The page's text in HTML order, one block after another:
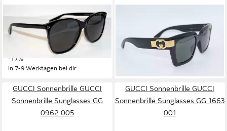
Sonnenbrille GUCCI
Sonnenbrille Sunglasses GG
UVP 349,95 €
-17%
in 7-9 Werktagen bei dir
Sonnenbrille GUCCI
Sonnenbrille Sunglasses GG
1689 001
389,95 € UVP499,95 €
in 7-9 Werktagen bei dir
GUCCI Sonnenbrille GUCCI
Sonnenbrille Sunglasses GG
0962 005
GUCCI Sonnenbrille GUCCI
Sonnenbrille Sunglasses GG 1663
001